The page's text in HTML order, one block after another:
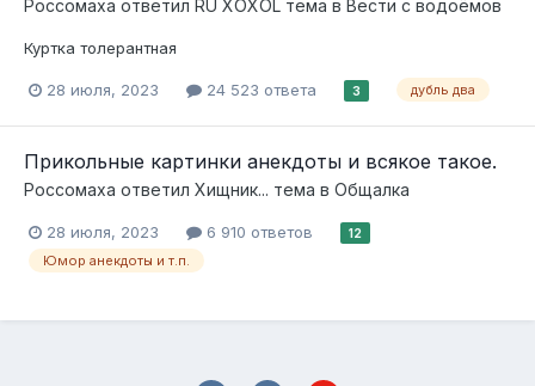
Россомаха ответил RU XOXOL тема в Вести с водоёмов
Куртка толерантная
28 июля, 2023 24 523 ответа 3 дубль два
Прикольные картинки анекдоты и всякое такое.
Россомаха ответил Хищник... тема в Общалка
28 июля, 2023 6 910 ответов 12
Юмор анекдоты и т.п.